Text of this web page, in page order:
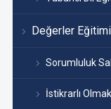
Değerler Eğitimi
Sorumluluk
İstikrarlı Olmak